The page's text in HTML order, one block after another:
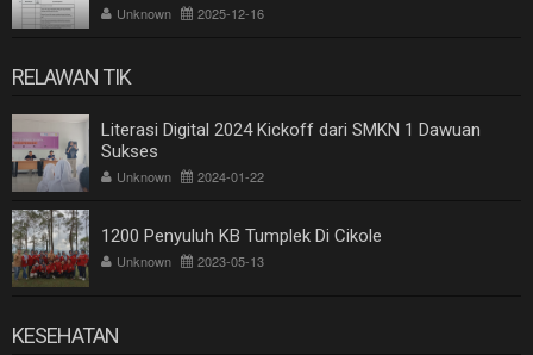
Unknown 2025-12-16
RELAWAN TIK
Literasi Digital 2024 Kickoff dari SMKN 1 Dawuan
Sukses
Unknown 2024-01-22
1200 Penyuluh KB Tumplek Di Cikole
Unknown 2023-05-13
KESEHATAN